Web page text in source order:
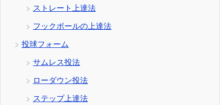
ストレート上達法
フックボールの上達法
投球フォーム
サムレス投法
ローダウン投法
ステップ上達法